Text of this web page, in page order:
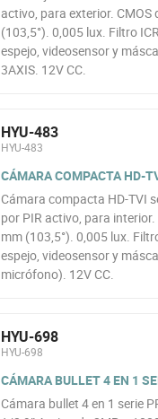
activo, para exterior. CMOS
(103,5°). 0,005 lux. Filtro
espejo, videosensor y
3AXIS. 12V CC.
HYU-483
HYU-483
CÁMARA COMPACTA HD-
Cámara compacta HD-TVI
por PIR activo, para interior.
mm (103,5°). 0,005 lux.
espejo, videosensor y
micrófono). 12V CC.
HYU-698
HYU-698
CÁMARA BULLET 4 EN 1
Cámara bullet 4 en 1 serie